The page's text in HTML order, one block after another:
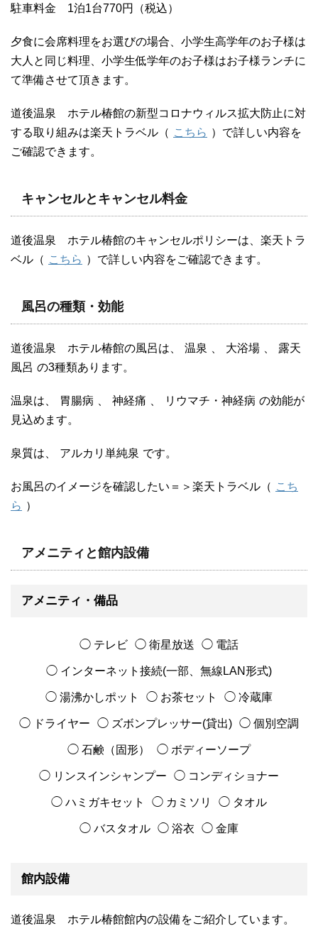
駐車料金 1泊1台770円（税込）
夕食に会席料理をお選びの場合、小学生高学年のお子様は
大人と同じ料理、小学生低学年のお子様はお子様ランチに
て準備させて頂きます。
道後温泉 ホテル椿館の新型コロナウィルス拡大防止に対
する取り組みは楽天トラベル（ こちら ）で詳しい内容を
ご確認できます。
キャンセルとキャンセル料金
道後温泉 ホテル椿館のキャンセルポリシーは、楽天トラ
ベル（ こちら ）で詳しい内容をご確認できます。
風呂の種類・効能
道後温泉 ホテル椿館の風呂は、 温泉 大浴場
露天
風呂 の3種類あります。
温泉は、 胃腸病 神経痛 リウマチ・神経病 の効能が
見込めます。
泉質は、 アルカリ単純泉 です。
お風呂のイメージを確認したい＝＞楽天トラベル（ こち
ら ）
アメニティと館内設備
アメニティ・備品
◯ テレビ ◯ 衛星放送 ◯ 電話
◯ インターネット接続(一部、無線LAN形式)
◯ 湯沸かしポット ◯ お茶セット ◯ 冷蔵庫
◯ ドライヤー ◯ ズボンプレッサー(貸出) ◯ 個別空調
◯ 石鹸（固形） ◯ ボディーソープ
◯ リンスインシャンプー ◯ コンディショナー
◯ ハミガキセット ◯ カミソリ ◯ タオル
◯ バスタオル ◯ 浴衣 ◯ 金庫
館内設備
道後温泉 ホテル椿館館内の設備をご紹介しています。